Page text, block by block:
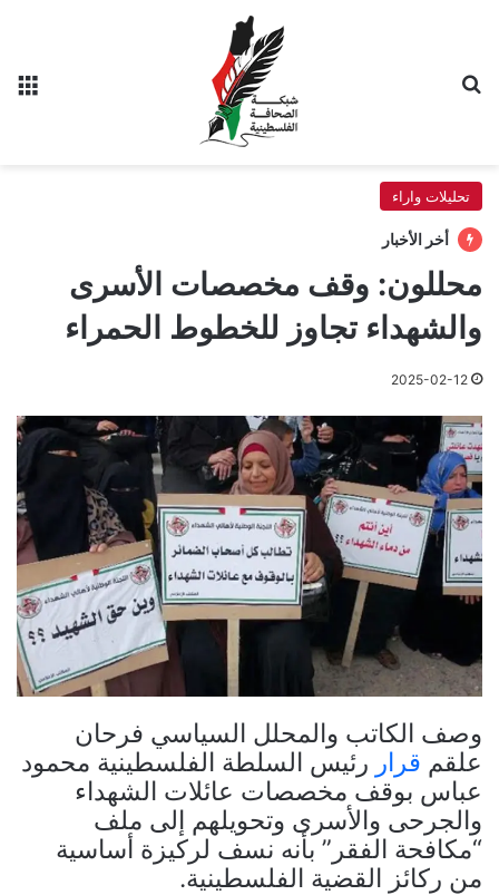
تحليلات واراء
أخر الأخبار
محللون: وقف مخصصات الأسرى
والشهداء تجاوز للخطوط الحمراء
2025-02-12
وصف الكاتب والمحلل السياسي فرحان
علقم قرار رئيس السلطة الفلسطينية محمود
عباس بوقف مخصصات عائلات الشهداء
والجرحى والأسرى وتحويلهم إلى ملف
“مكافحة الفقر” بأنه نسف لركيزة أساسية
من ركائز القضية الفلسطينية.